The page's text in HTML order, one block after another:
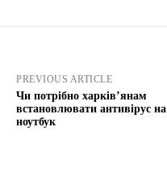
PREVIOUS ARTICLE
Чи потрібно харків’янам
встановлювати антивірус на
ноутбук